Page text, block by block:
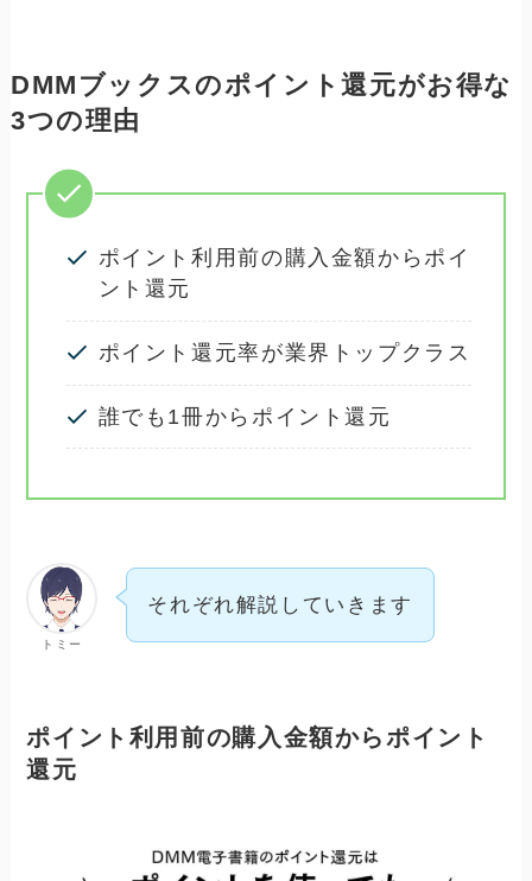
DMMブックスのポイント還元がお得な
3つの理由
ポイント利用前の購入金額からポイ
ント還元
ポイント還元率が業界トップクラス
誰でも1冊からポイント還元
トミー
それぞれ解説していきます
ポイント利用前の購入金額からポイント
還元